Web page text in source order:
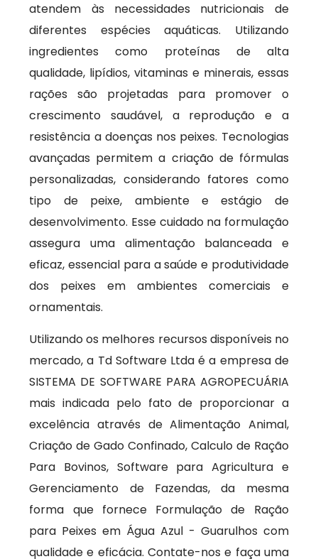
atendem às necessidades nutricionais de
diferentes espécies aquáticas. Utilizando
ingredientes como proteínas de alta
qualidade, lipídios, vitaminas e minerais, essas
rações são projetadas para promover o
crescimento saudável, a reprodução e a
resistência a doenças nos peixes. Tecnologias
avançadas permitem a criação de fórmulas
personalizadas, considerando fatores como
tipo de peixe, ambiente e estágio de
desenvolvimento. Esse cuidado na formulação
assegura uma alimentação balanceada e
eficaz, essencial para a saúde e produtividade
dos peixes em ambientes comerciais e
ornamentais.
Utilizando os melhores recursos disponíveis no
mercado, a Td Software Ltda é a empresa de
SISTEMA DE SOFTWARE PARA AGROPECUÁRIA
mais indicada pelo fato de proporcionar a
excelência através de Alimentação Animal,
Criação de Gado Confinado, Calculo de Ração
Para Bovinos, Software para Agricultura e
Gerenciamento de Fazendas, da mesma
forma que fornece Formulação de Ração
para Peixes em Água Azul - Guarulhos com
qualidade e eficácia. Contate-nos e faça uma